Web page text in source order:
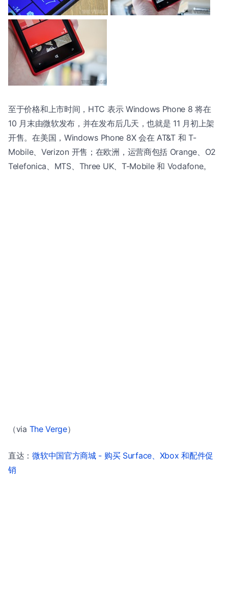
至于价格和上市时间，HTC 表示 Windows Phone 8 将在
10 月末由微软发布，并在发布后几天，也就是 11 月初上架
开售。在美国，Windows Phone 8X 会在 AT&T 和 T-
Mobile、Verizon 开售；在欧洲，运营商包括 Orange、O2
Telefonica、MTS、Three UK、T-Mobile 和 Vodafone。
（via The Verge）
直达：微软中国官方商城 - 购买 Surface、Xbox 和配件促
销